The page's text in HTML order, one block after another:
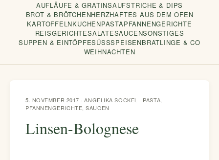
AUFLÄUFE & GRATINSAUFSTRICHE & DIPS
BROT & BRÖTCHENHERZHAFTES AUS DEM OFEN
KARTOFFELNKUCHENPASTAPFANNENGERICHTE
REISGERICHTESALATESAUCENSONSTIGES
SUPPEN & EINTÖPFESÜSSSPEISEN
BRATLINGE & CO
WEIHNACHTEN
5. NOVEMBER 2017 · ANGELIKA SOCKEL · PASTA
PFANNENGERICHTE ,SAUCEN
Linsen-Bolognese